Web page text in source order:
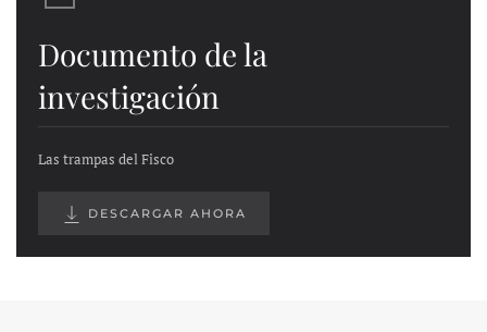
Documento de la
investigación
Las trampas del Fisco
DESCARGAR AHORA